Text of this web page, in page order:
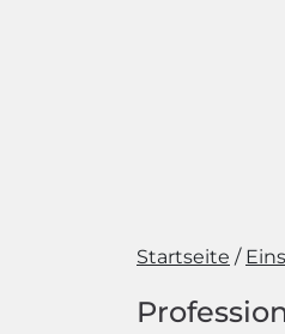
Startseite